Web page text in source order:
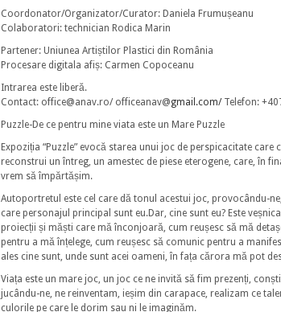
Coordonator/Organizator/Curator: Daniela Frumușeanu
Colaboratori: technician Rodica Marin
Partener: Uniunea Artiștilor Plastici din România
Procesare digitala afiș: Carmen Copoceanu
Intrarea este liberă.
Contact: office@anav.ro/ officeanav@gmail.com/Telefon:
Puzzle-De ce pentru mine viata este un Mare Puzzle
Expoziția “Puzzle” evocă starea unui joc de perspicacitate
reconstrui un întreg, un amestec de piese eterogene, care, în
vrem să împărtășim.
Autoportretul este cel care dă tonul acestui joc, provocându-
care personajul principal sunt eu.Dar, cine sunt eu? Este
proiecții și măști care mă înconjoară, cum reușesc să mă
pentru a mă înțelege, cum reușesc să comunic pentru a
ales cine sunt, unde sunt acei oameni, în fața cărora mă pot
Viața este un mare joc, un joc ce ne invită să fim prezenți,
jucându-ne, ne reinventam, ieșim din carapace, realizam ce
culorile pe care le dorim sau ni le imaginăm.